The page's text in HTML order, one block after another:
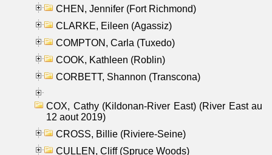
CHEN, Jennifer (Fort Richmond)
CLARKE, Eileen (Agassiz)
COMPTON, Carla (Tuxedo)
COOK, Kathleen (Roblin)
CORBETT, Shannon (Transcona)
COX, Cathy (Kildonan-River East) (River East au
12 aout 2019)
CROSS, Billie (Riviere-Seine)
CULLEN, Cliff (Spruce Woods)